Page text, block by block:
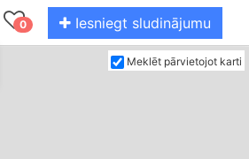
0 Iesniegt sludinājumu
Meklēt pārvietojot karti